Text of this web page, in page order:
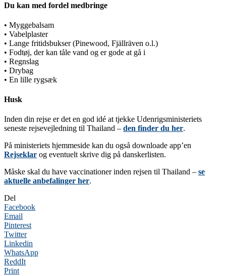
Du kan med fordel medbringe
• Myggebalsam
• Vabelplaster
• Lange fritidsbukser (Pinewood, Fjällräven o.l.)
• Fodtøj, der kan tåle vand og er gode at gå i
• Regnslag
• Drybag
• En lille rygsæk
Husk
Inden din rejse er det en god idé at tjekke Udenrigsministeriets
seneste rejsevejledning til Thailand – den finder du her.
På ministeriets hjemmeside kan du også downloade app’en
Rejseklar og eventuelt skrive dig på danskerlisten.
Måske skal du have vaccinationer inden rejsen til Thailand – se
aktuelle anbefalinger her.
Del
Facebook
Email
Pinterest
Twitter
Linkedin
WhatsApp
ReddIt
Print